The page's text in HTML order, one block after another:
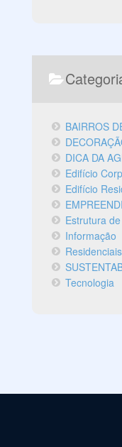
BAIRROS
DICA DA
Edifício
Edifício
Estrutura
Informação
Tecnologia